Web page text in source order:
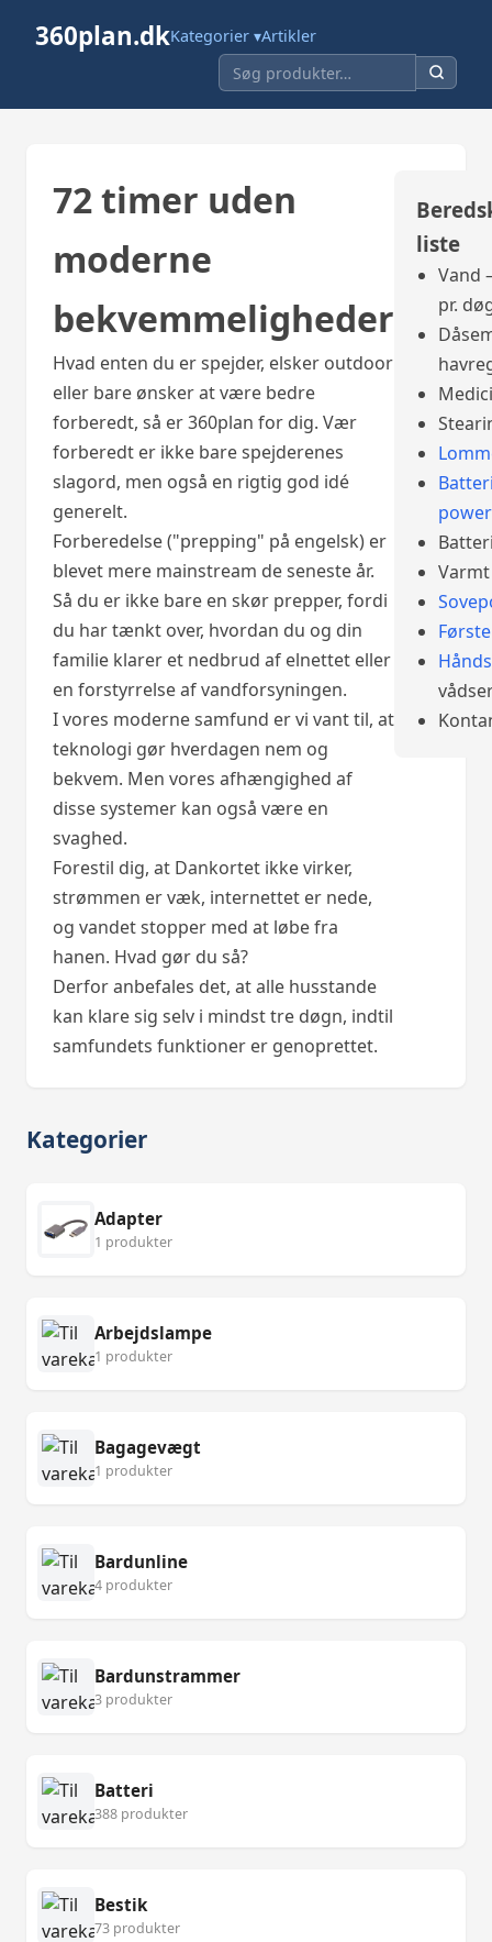
360plan.dkKategorier ▾Artikler
72 timer uden
moderne
bekvemmeligheder
Hvad enten du er spejder, elsker outdoor
eller bare ønsker at være bedre
forberedt, så er 360plan for dig. Vær
forberedt er ikke bare spejderenes
slagord, men også en rigtig god idé
generelt.
Forberedelse ("prepping" på engelsk) er
blevet mere mainstream de seneste år.
Så du er ikke bare en skør prepper, fordi
du har tænkt over, hvordan du og din
familie klarer et nedbrud af elnettet eller
en forstyrrelse af vandforsyningen.
I vores moderne samfund er vi vant til, at
teknologi gør hverdagen nem og
bekvem. Men vores afhængighed af
disse systemer kan også være en
svaghed.
Forestil dig, at Dankortet ikke virker,
strømmen er væk, internettet er nede,
og vandet stopper med at løbe fra
hanen. Hvad gør du så?
Derfor anbefales det, at alle husstande
kan klare sig selv i mindst tre døgn, indtil
samfundets funktioner er genoprettet.
liste
Vand
pr.
Kategorier
Adapter
1 produkter
Arbejdslampe
1 produkter
Bagagevægt
1 produkter
Bardunline
4 produkter
Bardunstrammer
3 produkter
Batteri
388 produkter
Bestik
73 produkter